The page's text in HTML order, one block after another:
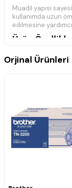
Muadil yapısı
kullanımda uzun
edilmesine
Ürün
Brother TN3250
Yüksek sayfa
Uyumlu
Brother DCP
DCP-8070D
DCP-8080DN
Brother HL
Orjinal Ürünleri